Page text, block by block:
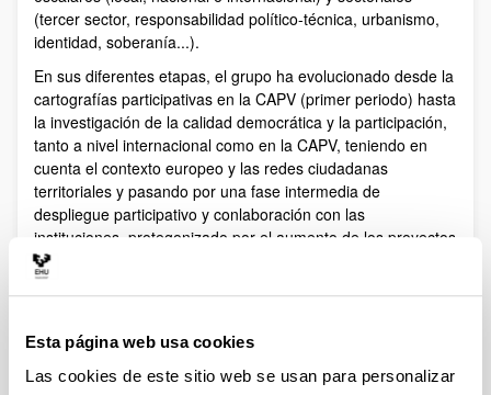
Esta página web usa cookies
Las cookies de este sitio web se usan para personalizar
(tercer sector, responsabilidad político-técnica, urbanismo,
identidad, soberanía...).
En sus diferentes etapas, el grupo ha evolucionado desde la
cartografías participativas en la CAPV (primer periodo) hasta
la investigación de la calidad democrática y la participación,
tanto a nivel internacional como en la CAPV, teniendo en
cuenta el contexto europeo y las redes ciudadanas
territoriales y pasando por una fase intermedia de
despliegue participativo y conlaboración con las
instituciones, protegonizado por el aumento de los proyectos
de intervención e investigación. Para este nuevo ciclo (2022-
2025) el grupo ha esbozado la propuesta de repensar la
nuevas formas participativas de vertebración comunitaria y
construcción de ciudadanía democrática